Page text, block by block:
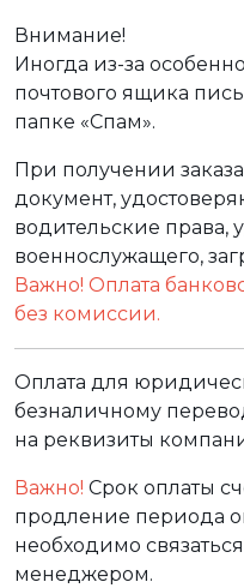
Внимание!
Иногда из-за
почтового ящика
папке «Спам».
При получении
документ,
водительские права,
военнослужащего,
Важно! Оплата
без комиссии.
Оплата для
безналичному
на реквизиты
Важно! Срок оплаты
продление периода
необходимо
менеджером.